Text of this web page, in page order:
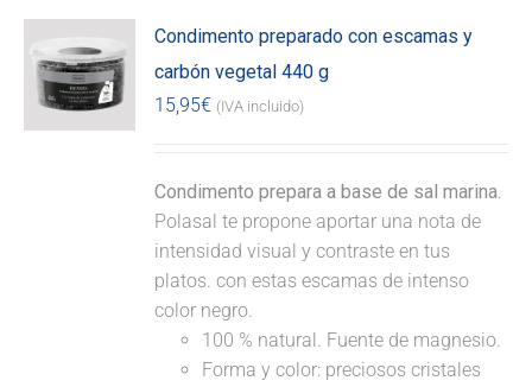
Condimento preparado con escamas y
carbón vegetal 440 g
15,95€ (IVA incluido)
Condimento prepara a base de sal marina.
Polasal te propone aportar una nota de
intensidad visual y contraste en tus
platos. con estas escamas de intenso
color negro.
100 % natural. Fuente de magnesio.
Forma y color: preciosos cristales